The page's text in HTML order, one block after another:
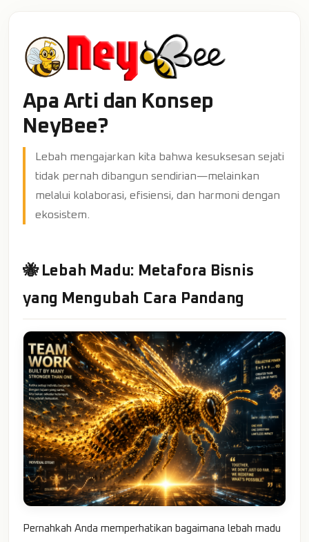
Apa Arti dan Konsep
NeyBee?
Lebah mengajarkan kita bahwa kesuksesan sejati
tidak pernah dibangun sendirian—melainkan
melalui kolaborasi, efisiensi, dan harmoni dengan
ekosistem.
🐝 Lebah Madu: Metafora Bisnis
yang Mengubah Cara Pandang
Pernahkah Anda memperhatikan bagaimana lebah madu